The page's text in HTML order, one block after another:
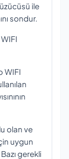
ile
sondur.
WIFI
olan ve
uygun
gerekli